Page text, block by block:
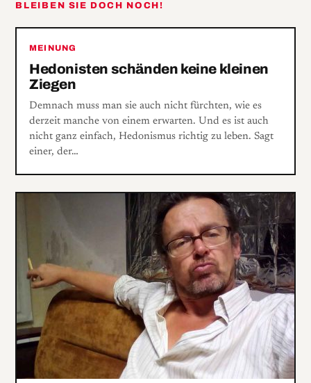
BLEIBEN SIE DOCH NOCH!
MEINUNG
Hedonisten schänden keine kleinen
Ziegen
Demnach muss man sie auch nicht fürchten, wie es
derzeit manche von einem erwarten. Und es ist auch
nicht ganz einfach, Hedonismus richtig zu leben. Sagt
einer, der…